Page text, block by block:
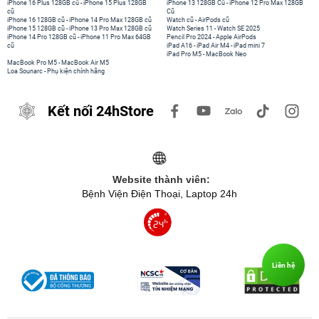
Bạn có thể đến 24hStore ngay hôm nay để tận mắt trải nghiệm
tấm màn hình tuyệt vời này trên iPhone 5C 8GB Cũ 99%.
3. Camera iPhone 5C 8GB Cũ 99% có khả năng
Tiếp tục phát huy thành công của các model iPhone thế hệ trước,
iPhone 5C 8GB Cũ 99%
được trang bị camera sau iSight 8MGPX,
iPhone 16 Plus 128GB cũ -iPhone 15 Plus 128GB
cũ
iPhone 16 128GB cũ -iPhone 14 Pro Max 128GB cũ
iPhone 15 128GB cũ -iPhone 13 Pro Max 128GB cũ
iPhone 14 Pro 128GB cũ -iPhone 11 Pro Max 64GB
cũ
iPhone 13 128GB Cũ -iPhone 12 Pro Max 128GB
Cũ
Watch cũ -AirPods cũ
Watch Series 11 -Watch SE 2025
Pencil Pro 2024 -Apple AirPods
iPad A16 -iPad Air M4 -iPad mini 7
iPad Pro M5 - MacBook Neo
MacBook Pro M5 - MacBook Air M5
Loa Sounarc - Phụ kiện chính hãng
Kết nối 24hStore
Website thành viên:
Bệnh Viện Điện Thoại, Laptop 24h
Liên hệ